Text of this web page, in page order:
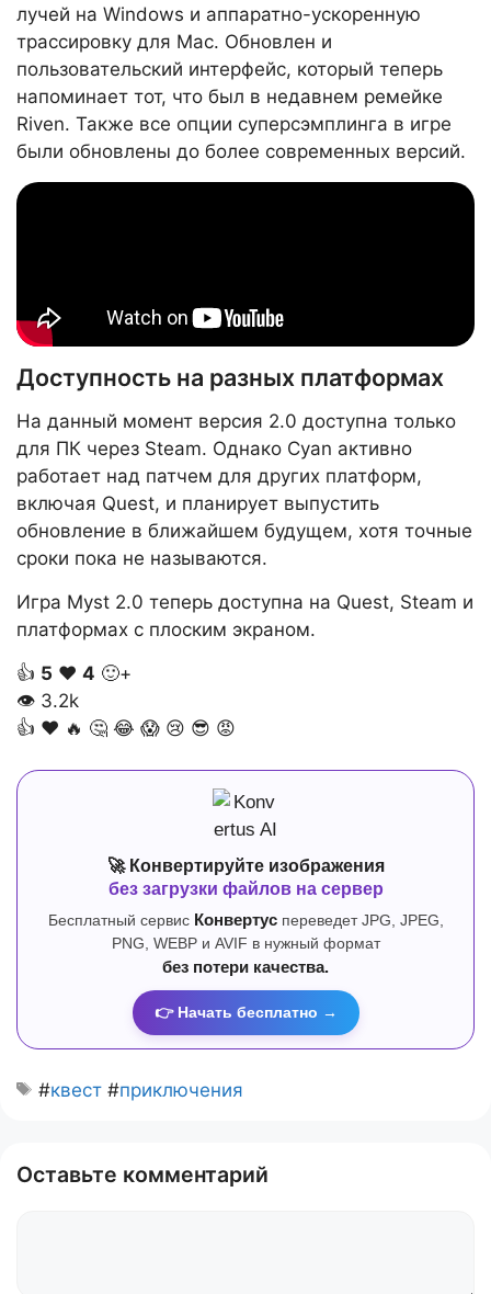
лучей на Windows и аппаратно-ускоренную
трассировку для Mac. Обновлен и
пользовательский интерфейс, который теперь
напоминает тот, что был в недавнем ремейке
Riven. Также все опции суперсэмплинга в игре
были обновлены до более современных версий.
Доступность на разных платформах
На данный момент версия 2.0 доступна только
для ПК через Steam. Однако Cyan активно
работает над патчем для других платформ,
включая Quest, и планирует выпустить
обновление в ближайшем будущем, хотя точные
сроки пока не называются.
Игра Myst 2.0 теперь доступна на Quest, Steam и
платформах с плоским экраном.
👍 5 ❤️ 4 🙂+
👁 3.2k
👍 ❤️ 🔥 🤔 😂 😱 😢 😎 😡
🚀 Конвертируйте изображения
без загрузки файлов на сервер
Бесплатный сервис Конвертуспереведет JPG, JPEG,
PNG, WEBP и AVIF в нужный формат
без потери качества.
👉 Начать бесплатно →
#квест #приключения
Оставьте комментарий